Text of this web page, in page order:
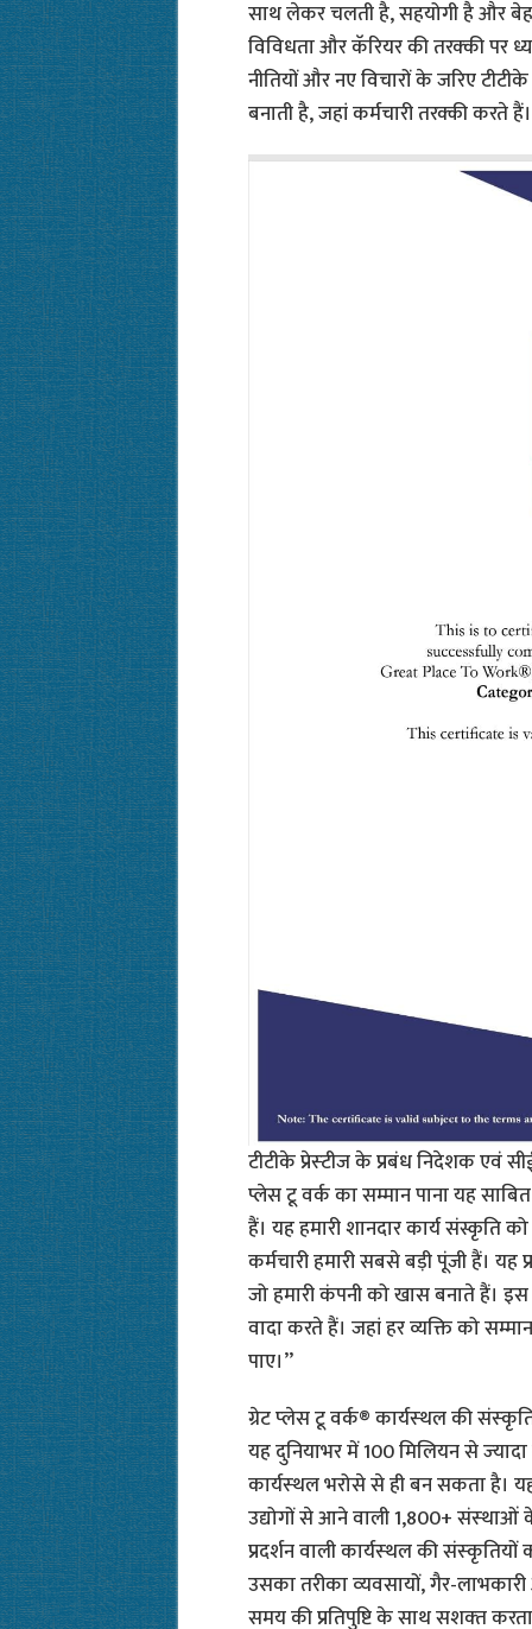
साथ लेकर चलती है, सहयोगी है और
विविधता और कॅरियर की तरक्‍की पर
नीतियों और नए विचारों के जरिए
बनाती है, जहां कर्मचारी तरक्की करते हैं।
टीटीके प्रेस्‍टीज के प्रबंध निदेशक एवं
प्लेस टू वर्क का सम्मान पाना यह
हैं। यह हमारी शानदार कार्य संस्कृति
कर्मचारी हमारी सबसे बड़ी पूंजी हैं।
जो हमारी कंपनी को खास बनाते हैं।
वादा करते हैं। जहां हर व्यक्ति को
पाए।’’
ग्रेट प्‍लेस टू वर्क® कार्यस्‍थल की
यह दुनियाभर में 100 मिलियन से
कार्यस्‍थल भरोसे से ही बन सकता है।
उद्योगों से आने वाली 1,800+ संस्‍थाओं
प्रदर्शन वाली कार्यस्‍थल की
उसका तरीका व्‍यवसायों, गैर-
समय की प्रतिपुष्टि के साथ सशक्‍त